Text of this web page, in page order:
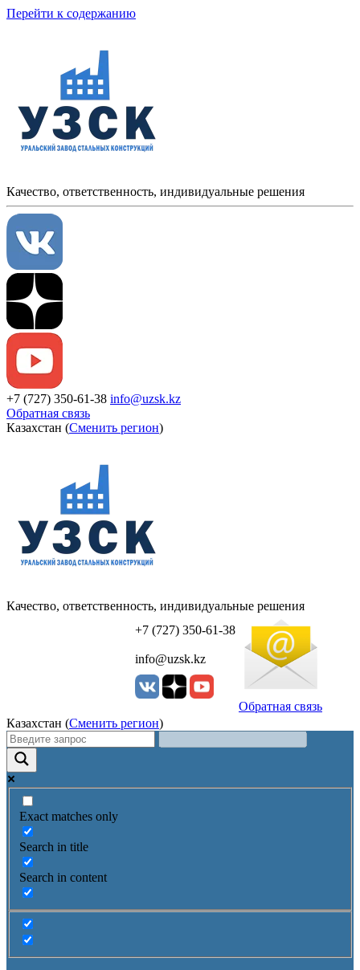
Перейти к содержанию
Качество, ответственность, индивидуальные решения
+7 (727) 350-61-38 info@uzsk.kz
Обратная связь
Казахстан (Сменить регион)
УЗСК Казахстан
Качество, ответственность, индивидуальные решения
+7 (727) 350-61-38
info@uzsk.kz
Обратная связь
Казахстан (Сменить регион)
Exact matches only
Search in title
Search in content